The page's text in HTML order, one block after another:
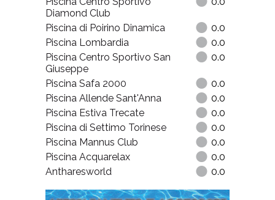
Diamond Club
Piscina di Poirino Dinamica
0.0
Piscina Lombardia
0.0
Piscina Centro Sportivo San
Giuseppe
0.0
Piscina Safa 2000
0.0
Piscina Allende Sant'Anna
0.0
Piscina Estiva Trecate
0.0
Piscina di Settimo Torinese
0.0
Piscina Mannus Club
0.0
Piscina Acquarelax
0.0
Antharesworld
0.0